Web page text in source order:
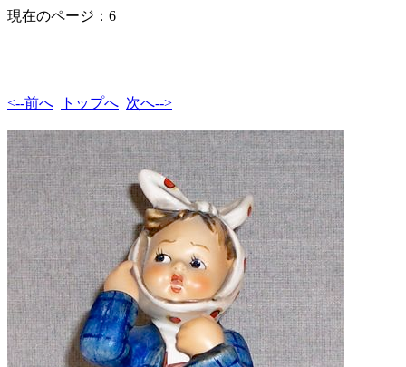
現在のページ：6
<--前へ トップへ 次へ-->